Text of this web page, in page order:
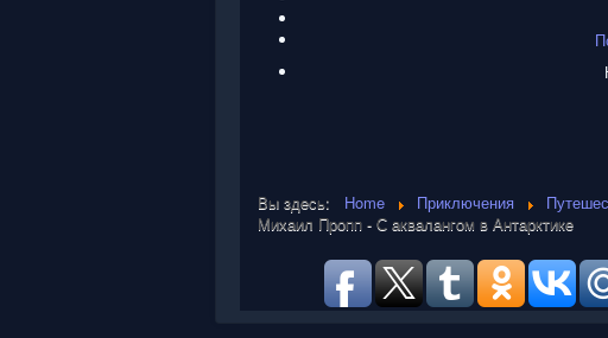
Вы здесь: Home Приключения
Михаил Пропп - С аквалангом в Антарктике